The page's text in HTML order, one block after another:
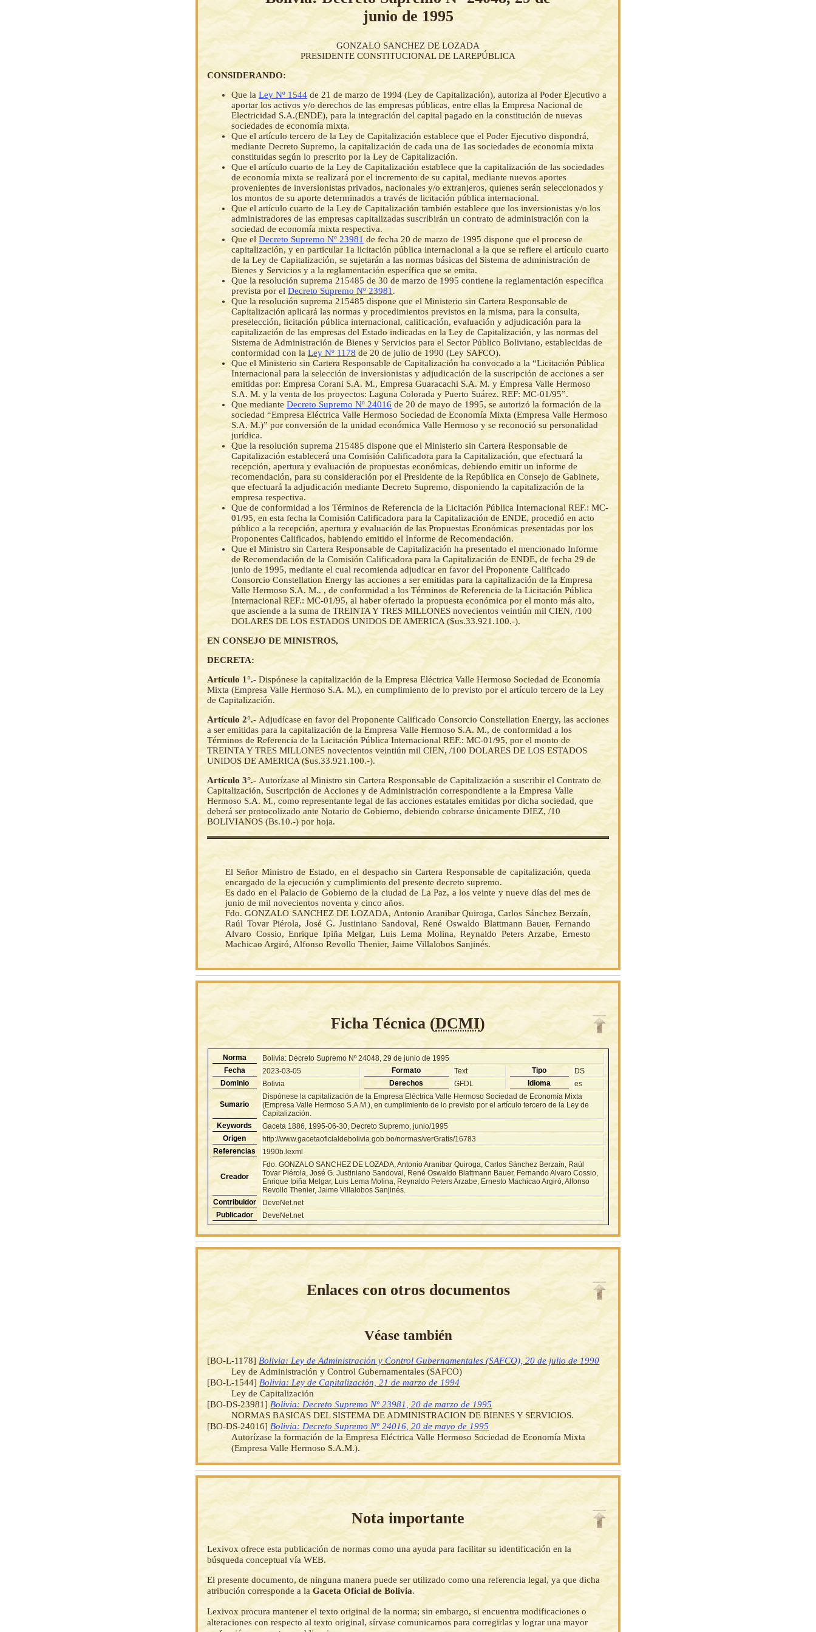
junio de 1995
GONZALO SANCHEZ DE LOZADA
PRESIDENTE CONSTITUCIONAL DE LAREPÚBLICA
CONSIDERANDO:
Que la Ley Nº 1544 de 21 de marzo de 1994 (Ley de Capitalización), autoriza al Poder Ejecutivo a
aportar los activos y/o derechos de las empresas públicas, entre ellas la Empresa Nacional de
Electricidad S.A.(ENDE), para la integración del capital pagado en la constitución de nuevas
sociedades de economía mixta.
Que el artículo tercero de la Ley de Capitalización establece que el Poder Ejecutivo dispondrá,
mediante Decreto Supremo, la capitalización de cada una de 1as sociedades de economía mixta
constituidas según lo prescrito por la Ley de Capitalización.
Que el artículo cuarto de la Ley de Capitalización establece que la capitalización de las sociedades
de economía mixta se realizará por el incremento de su capital, mediante nuevos aportes
provenientes de inversionistas privados, nacionales y/o extranjeros, quienes serán seleccionados y
los montos de su aporte determinados a través de licitación pública internacional.
Que el artículo cuarto de la Ley de Capitalización también establece que los inversionistas y/o los
administradores de las empresas capitalizadas suscribirán un contrato de administración con la
sociedad de economía mixta respectiva.
Que el Decreto Supremo Nº 23981 de fecha 20 de marzo de 1995 dispone que el proceso de
capitalización, y en particular 1a licitación pública internacional a la que se refiere el artículo cuarto
de la Ley de Capitalización, se sujetarán a las normas básicas del Sistema de administración de
Bienes y Servicios y a la reglamentación específica que se emita.
Que la resolución suprema 215485 de 30 de marzo de 1995 contiene la reglamentación específica
prevista por el Decreto Supremo Nº 23981 .
Que la resolución suprema 215485 dispone que el Ministerio sin Cartera Responsable de
Capitalización aplicará las normas y procedimientos previstos en la misma, para la consulta,
preselección, licitación pública internacional, calificación, evaluación y adjudicación para la
capitalización de las empresas del Estado indicadas en la Ley de Capitalización, y las normas del
Sistema de Administración de Bienes y Servicios para el Sector Público Boliviano, establecidas de
conformidad con la Ley Nº 1178 de 20 de julio de 1990 (Ley SAFCO).
Que el Ministerio sin Cartera Responsable de Capitalización ha convocado a la “Licitación Pública
Internacional para la selección de inversionistas y adjudicación de la suscripción de acciones a ser
emitidas por: Empresa Corani S.A. M., Empresa Guaracachi S.A. M. y Empresa Valle Hermoso
S.A. M. y la venta de los proyectos: Laguna Colorada y Puerto Suárez. REF: MC-01/95”.
Que mediante Decreto Supremo Nº 24016 de 20 de mayo de 1995, se autorizó la formación de la
sociedad “Empresa Eléctrica Valle Hermoso Sociedad de Economía Mixta (Empresa Valle Hermoso
S.A. M.)” por conversión de la unidad económica Valle Hermoso y se reconoció su personalidad
jurídica.
Que la resolución suprema 215485 dispone que el Ministerio sin Cartera Responsable de
Capitalización establecerá una Comisión Calificadora para la Capitalización, que efectuará la
recepción, apertura y evaluación de propuestas económicas, debiendo emitir un informe de
recomendación, para su consideración por el Presidente de la República en Consejo de Gabinete,
que efectuará la adjudicación mediante Decreto Supremo, disponiendo la capitalización de la
empresa respectiva.
Que de conformidad a los Términos de Referencia de la Licitación Pública Internacional REF.: MC-
01/95, en esta fecha la Comisión Calificadora para la Capitalización de ENDE, procedió en acto
público a la recepción, apertura y evaluación de las Propuestas Económicas presentadas por los
Proponentes Calificados, habiendo emitido el Informe de Recomendación.
Que el Ministro sin Cartera Responsable de Capitalización ha presentado el mencionado Informe
de Recomendación de la Comisión Calificadora para la Capitalización de ENDE, de fecha 29 de
junio de 1995, mediante el cual recomienda adjudicar en favor del Proponente Calificado
Consorcio Constellation Energy las acciones a ser emitidas para la capitalización de la Empresa
Valle Hermoso S.A. M.. , de conformidad a los Términos de Referencia de la Licitación Pública
Internacional REF.: MC-01/95, al haber ofertado la propuesta económica por el monto más alto,
que asciende a la suma de TREINTA Y TRES MILLONES novecientos veintiún mil CIEN, /100
DOLARES DE LOS ESTADOS UNIDOS DE AMERICA ($us.33.921.100.-).
EN CONSEJO DE MINISTROS,
DECRETA:
Artículo 1°.- Dispónese la capitalización de la Empresa Eléctrica Valle Hermoso Sociedad de Economía
Mixta (Empresa Valle Hermoso S.A. M.), en cumplimiento de lo previsto por el artículo tercero de la Ley
de Capitalización.
Artículo 2°.- Adjudícase en favor del Proponente Calificado Consorcio Constellation Energy, las acciones
a ser emitidas para la capitalización de la Empresa Valle Hermoso S.A. M., de conformidad a los
Términos de Referencia de la Licitación Pública Internacional REF.: MC-01/95, por el monto de
TREINTA Y TRES MILLONES novecientos veintiún mil CIEN, /100 DOLARES DE LOS ESTADOS
UNIDOS DE AMERICA ($us.33.921.100.-).
Artículo 3°.- Autorízase al Ministro sin Cartera Responsable de Capitalización a suscribir el Contrato de
Capitalización, Suscripción de Acciones y de Administración correspondiente a la Empresa Valle
Hermoso S.A. M., como representante legal de las acciones estatales emitidas por dicha sociedad, que
deberá ser protocolizado ante Notario de Gobierno, debiendo cobrarse únicamente DIEZ, /10
BOLIVIANOS (Bs.10.-) por hoja.
El Señor Ministro de Estado, en el despacho sin Cartera Responsable de capitalización, queda
encargado de la ejecución y cumplimiento del presente decreto supremo.
Es dado en el Palacio de Gobierno de la ciudad de La Paz, a los veinte y nueve días del mes de
junio de mil novecientos noventa y cinco años.
Fdo. GONZALO SANCHEZ DE LOZADA, Antonio Aranibar Quiroga, Carlos Sánchez Berzaín,
Raúl Tovar Piérola, José G. Justiniano Sandoval, René Oswaldo Blattmann Bauer, Fernando
Alvaro Cossio, Enrique Ipiña Melgar, Luis Lema Molina, Reynaldo Peters Arzabe, Ernesto
Machicao Argiró, Alfonso Revollo Thenier, Jaime Villalobos Sanjinés.
Ficha Técnica (DCMI)
Norma
Bolivia: Decreto Supremo Nº 24048, 29 de junio de 1995
Fecha
2023-03-05 Formato Text Tipo
DS
Dominio
Bolivia Derechos GFDL Idioma es
Sumario
Dispónese la capitalización de la Empresa Eléctrica Valle Hermoso Sociedad de Economía Mixta
(Empresa Valle Hermoso S.A.M.), en cumplimiento de lo previsto por el artículo tercero de la Ley de
Capitalización.
Keywords
Gaceta 1886, 1995-06-30, Decreto Supremo, junio/1995
Origen
http://www.gacetaoficialdebolivia.gob.bo/normas/verGratis/16783
Referencias
1990b.lexml
Creador
Fdo. GONZALO SANCHEZ DE LOZADA, Antonio Aranibar Quiroga, Carlos Sánchez Berzaín, Raúl
Tovar Piérola, José G. Justiniano Sandoval, René Oswaldo Blattmann Bauer, Fernando Alvaro Cossio,
Enrique Ipiña Melgar, Luis Lema Molina, Reynaldo Peters Arzabe, Ernesto Machicao Argiró, Alfonso
Revollo Thenier, Jaime Villalobos Sanjinés.
Contribuidor
DeveNet.net
Publicador
DeveNet.net
Enlaces con otros documentos
Véase también
[BO-L-1178] Bolivia: Ley de Administración y Control Gubernamentales (SAFCO), 20 de julio de 1990
Ley de Administración y Control Gubernamentales (SAFCO)
[BO-L-1544] Bolivia: Ley de Capitalización, 21 de marzo de 1994
Ley de Capitalización
[BO-DS-23981]Bolivia: Decreto Supremo Nº 23981, 20 de marzo de 1995
NORMAS BASICAS DEL SISTEMA DE ADMINISTRACION DE BIENES Y SERVICIOS.
[BO-DS-24016] Bolivia: Decreto Supremo Nº 24016, 20 de mayo de 1995
Autorízase la formación de la Empresa Eléctrica Valle Hermoso Sociedad de Economía Mixta
(Empresa Valle Hermoso S.A.M.).
Nota importante
Lexivox ofrece esta publicación de normas como una ayuda para facilitar su identificación en la
búsqueda conceptual vía WEB.
El presente documento, de ninguna manera puede ser utilizado como una referencia legal, ya que dicha
atribución corresponde a laGaceta Oficial de Bolivia.
Lexivox procura mantener el texto original de la norma; sin embargo, si encuentra modificaciones o
alteraciones con respecto al texto original, sírvase comunicarnos para corregirlas y lograr una mayor